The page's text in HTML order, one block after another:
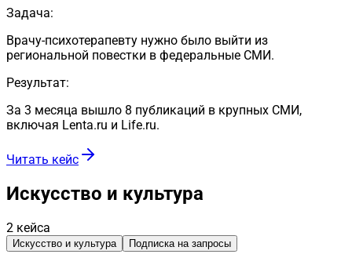
Задача:
Врачу-психотерапевту нужно было выйти из
региональной повестки в федеральные СМИ.
Результат:
За 3 месяца вышло 8 публикаций в крупных СМИ,
включая Lenta.ru и Life.ru.
Читать кейс
Искусство и культура
2 кейса
Искусство и культура Подписка на запросы